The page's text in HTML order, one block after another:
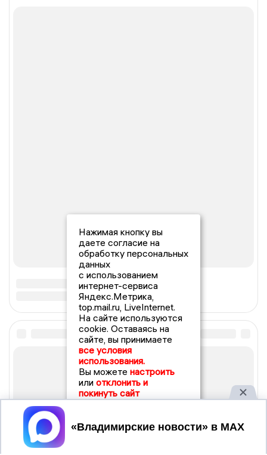
Нажимая кнопку вы
даете согласие на
обработку персональных
данных
с использованием
интернет-сервиса
Яндекс.Метрика,
top.mail.ru, LiveInternet.
На сайте используются
cookie. Оставаясь на
сайте, вы принимаете
все условия
использования.
Вы можете настроить
или отклонить и
покинуть сайт
Принять